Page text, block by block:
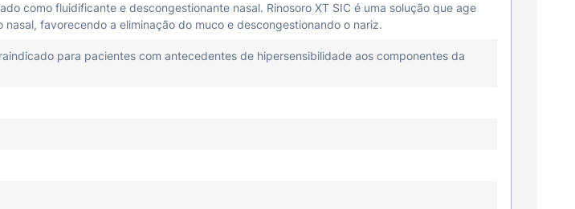
como fluidificante e descongestionante nasal. Rinosoro XT SIC é uma solução que age
favorecendo a eliminação do muco e descongestionando o nariz.
para pacientes com antecedentes de hipersensibilidade aos componentes da